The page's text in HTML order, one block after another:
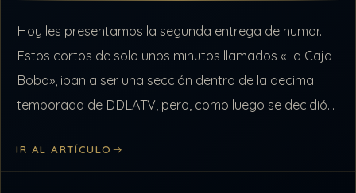
Hoy les presentamos la segunda entrega de humor.
Estos cortos de solo unos minutos llamados «La Caja
Boba», iban a ser una sección dentro de la decima
temporada de DDLATV, pero, como luego se decidió
IR AL ARTÍCULO